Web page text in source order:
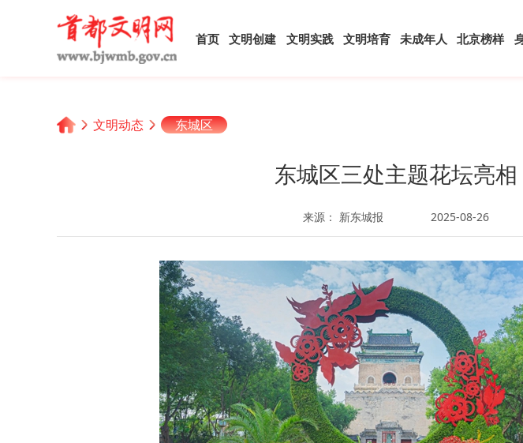
首页 文明创建 文明实践 文明培育 未成年人 北京榜样
文明动态 东城区
东城区三处主题花坛亮相
来源： 新东城报 2025-08-26